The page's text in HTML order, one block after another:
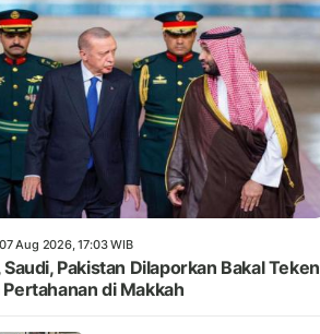
Aug 2026, 17:03 WIB
Pakistan Dilaporkan Bakal Teken
Pertahanan di Makkah